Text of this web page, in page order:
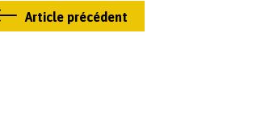
Article précédent